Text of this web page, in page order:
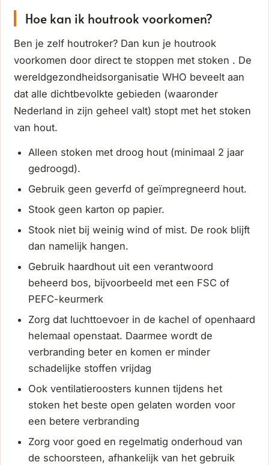
Hoe kan ik houtrook voorkomen?
Ben je zelf houtroker? Dan kun je houtrook
voorkomen door direct te stoppen met stoken . De
wereldgezondheidsorganisatie WHO beveelt aan
dat alle dichtbevolkte gebieden (waaronder
Nederland in zijn geheel valt) stopt met het stoken
van hout.
Alleen stoken met droog hout (minimaal 2 jaar
gedroogd).
Gebruik geen geverfd of geïmpregneerd hout.
Stook geen karton op papier.
Stook niet bij weinig wind of mist. De rook blijft
dan namelijk hangen.
Gebruik haardhout uit een verantwoord
beheerd bos, bijvoorbeeld met een FSC of
PEFC-keurmerk
Zorg dat luchttoevoer in de kachel of openhaard
helemaal openstaat. Daarmee wordt de
verbranding beter en komen er minder
schadelijke stoffen vrijdag
Ook ventilatieroosters kunnen tijdens het
stoken het beste open gelaten worden voor
een betere verbranding
Zorg voor goed en regelmatig onderhoud van
de schoorsteen, afhankelijk van het gebruik